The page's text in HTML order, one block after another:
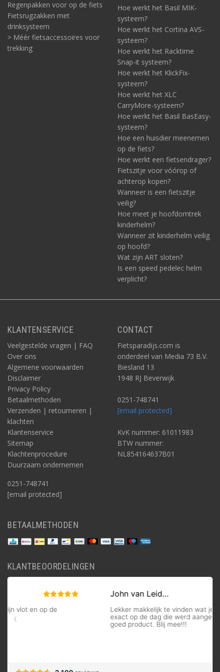
Regenpakken voor op de fiets
Fietsrugzakken met
drinksysteem
> Méér fietsaccessoires voor
trekking
Hoe werkt het Basil MIK-
systeem?
Hoe werkt het Cortina AVS-
systeem?
Hoe werkt het Racktime
Snap-it systeem?
Hoe werkt het KlickFix-
systeem?
Hoe werkt het XLC
CarryMore-systeem?
Hoe werkt het Basil BasEasy-
systeem?
Hoe een huisdier meenemen
op de fiets?
Hoe werkt een fietsendrager?
Fietszitje voor vóórop of
achterop kopen?
Wanneer is een fietszitje
veilig?
Hoe meet je hoofdomtrek
kinderhelm?
Wanneer zit kinderhelm veilig
op hoofd?
Wat zijn ART sloten?
Is een speed pedelec helm
verplicht?
KLANTENSERVICE
Veelgestelde vragen | FAQ
Over ons
Algemene voorwaarden
Disclaimer
Privacy Policy
Betaalmethoden
Verzenden | retourneren |
klachten
Klantenservice
Sitemap
Klachtenprocedure
Duurzaam ondernemen
0251-748741
[email protected]
CONTACT
Fietsparadijs.com is
onderdeel van Media 73 B.V.
Biesland 13
1948 RJ Beverwijk
0251-748741
[email protected]
KvK nummer: 61011983
BTW nummer:
NL854164637B01
BETAALMETHODEN
KLANTBEOORDELINGEN